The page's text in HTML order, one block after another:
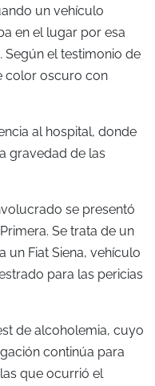
un vehículo
en el lugar por esa
Según el testimonio de
color oscuro con
al hospital, donde
gravedad de las
se presentó
Se trata de un
un Fiat Siena, vehículo
para las pericias
de alcoholemia, cuyo
continúa para
que ocurrió el